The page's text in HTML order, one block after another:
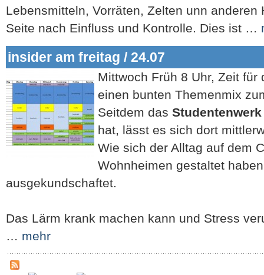
Lebensmitteln, Vorräten, Zelten unn anderen
Seite nach Einfluss und Kontrolle. Dies ist …
insider am freitag / 24.07
Mittwoch Früh 8 Uhr, Zeit
einen bunten Themenmix
Seitdem das Studentenwerk
hat, lässt es sich dort
Wie sich der Alltag auf dem
Wohnheimen gestaltet
ausgekundschaftet.
Das Lärm krank machen kann und Stress
… mehr